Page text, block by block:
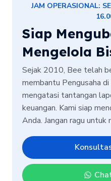
JAM OPERASIONAL:
Siap
Mengelola
Sejak 2010, Bee telah
membantu Pengusaha
mengatasi tantangan
keuangan. Kami siap
Anda. Jangan ragu untuk